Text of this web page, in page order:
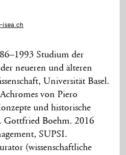
isea.ch
Studium der
neueren und älteren
Universität Basel.
von Piero
und historische
Gottfried Boehm. 2016
SUPSI.
(wissenschaftliche